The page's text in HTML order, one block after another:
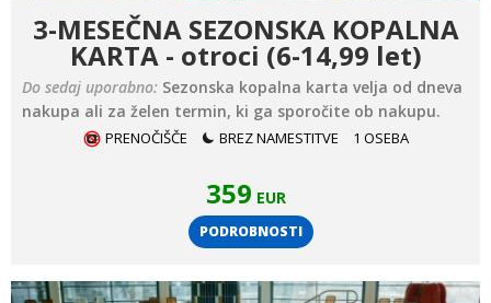
359 EUR
PODROBNOSTI
3-MESEČNA SEZONSKA KOPALNA
KARTA - otroci (6-14,99 let)
Do sedaj uporabno: Sezonska kopalna karta velja od dneva
nakupa ali za želen termin, ki ga sporočite ob nakupu.
PRENOČIŠČE BREZ NAMESTITVE 1 OSEBA